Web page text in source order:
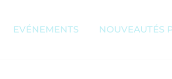
EVÉNEMENTS NOUVEAUTÉS